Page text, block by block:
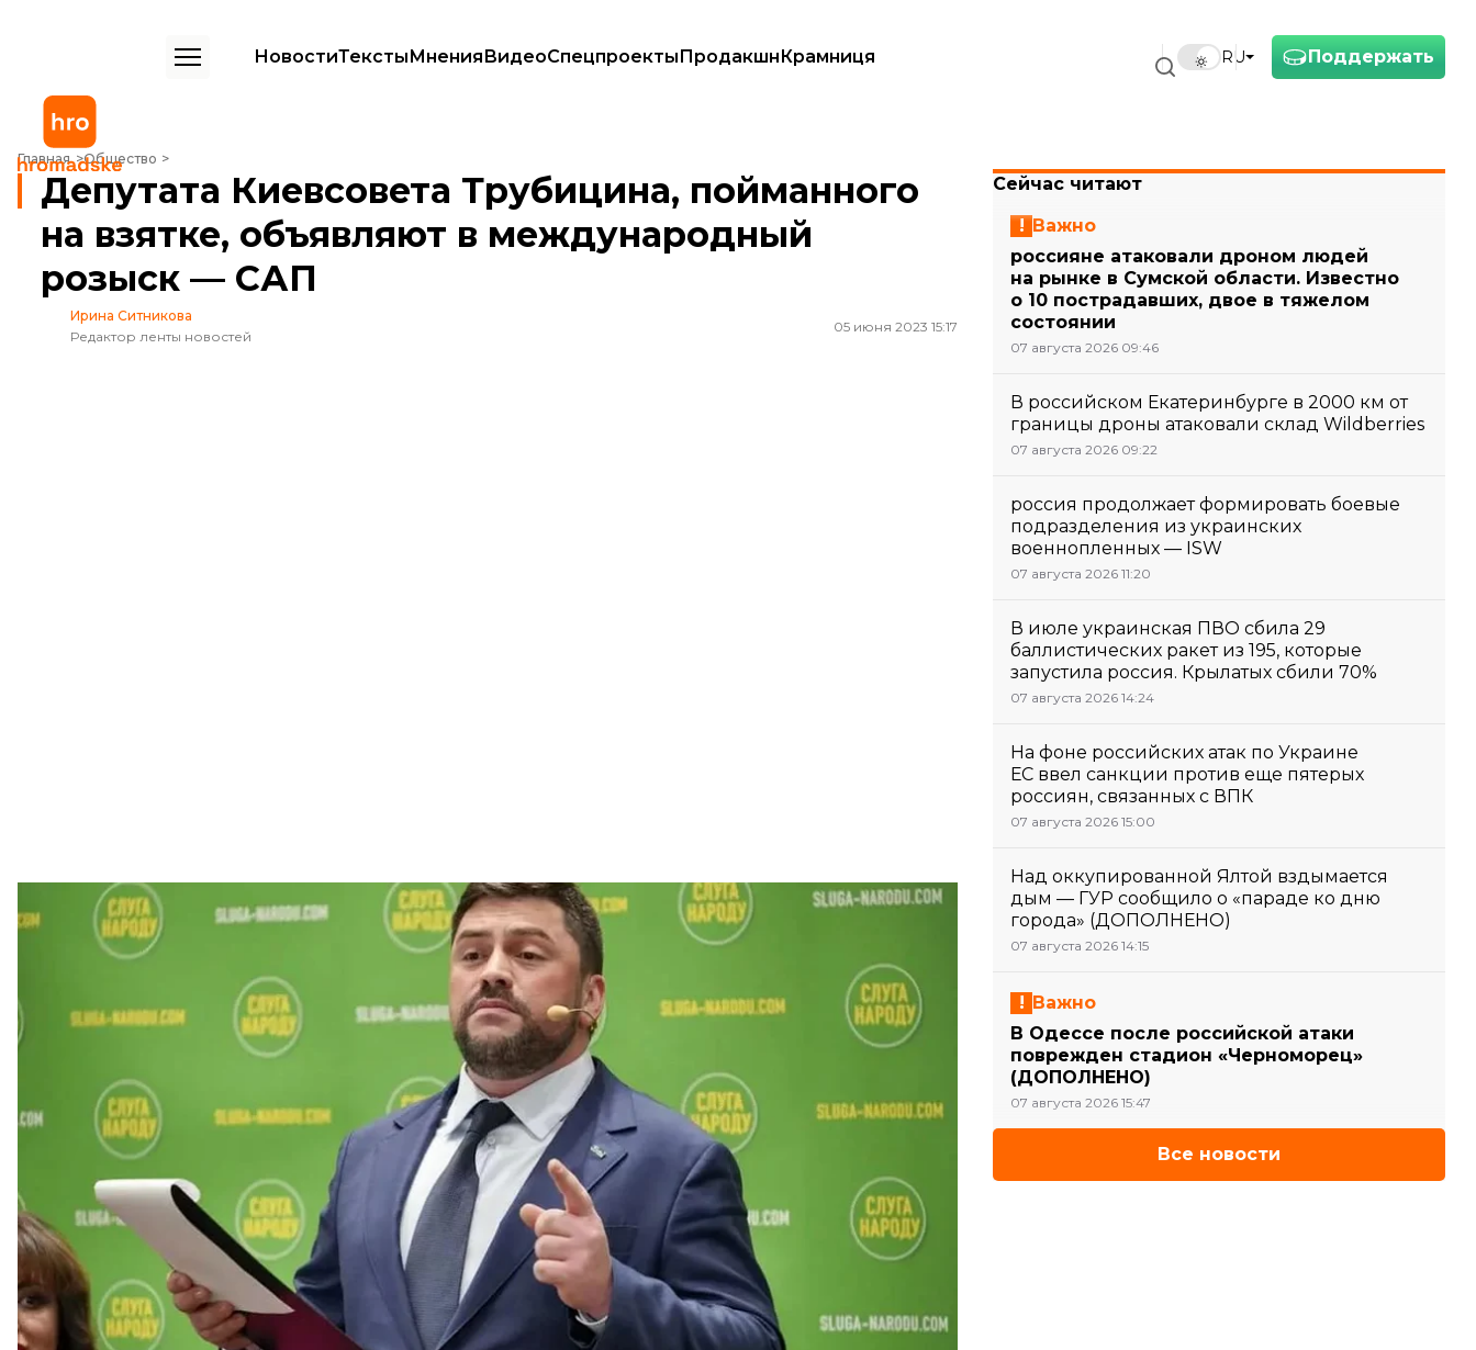
Поддержать
RU
НовостиТекстыМненияВидеоСпецпроектыПродакшнКрамниця
Главная Общество
Депутата Киевсовета Трубицина, пойманного на взятке, объявляют в международный розыск — САП
Депутата Киевсовета Трубицина, пойманного
на взятке, объявляют в международный
розыск — САП
Ирина Ситникова
Редактор ленты новостей
05 июня 2023 15:17
Владислав Трубицын
Владислав Трубицин / Facebook
Депутата Киевского горсовета Владислава Трубицына, обвиняемого в получении 1,39 миллиона
гривен взятки, объявляют в международный розыск. Известно, что он выехал за границу благодаря
письму с подписью начальника Главного управления разведки Минобороны Кирилла Буданова.
Специализированная антикоррупционная прокуратурасообщила
антикоррупционный суд удовлетворил ходатайство об объявлении в международный розыск
депутата Киевского горсовета.
Суд учел систематическую неявку обвиняемого на судебные заседания и наличие
подтвержденной информации о пересечении границы указанным лицом и удовлетворил
ходатайство в полном объеме.
Прокуратура также просила обратить в доход государства залог за Трубицына в размере 9,886
миллиона гривен и избрать ему меру пресечения в виде содержания под стражей. Это
ходатайство будет рассмотрено на следующем заседании 12 июня.
Сейчас читают
Важно
россияне атаковали дроном людей
на рынке в Сумской области. Известно
о 10 пострадавших, двое в тяжелом
состоянии
07 августа 2026 09:46
В российском Екатеринбурге в 2000 км от
границы дроны атаковали склад Wildberries
07 августа 2026 09:22
россия продолжает формировать боевые
подразделения из украинских
военнопленных — ISW
07 августа 2026 11:20
В июле украинская ПВО сбила 29
баллистических ракет из 195, которые
запустила россия. Крылатых сбили 70%
07 августа 2026 14:24
На фоне российских атак по Украине
ЕС ввел санкции против еще пятерых
россиян, связанных с ВПК
07 августа 2026 15:00
Над оккупированной Ялтой вздымается
дым — ГУР сообщило о «параде ко дню
города» (ДОПОЛНЕНО)
07 августа 2026 14:15
Важно
В Одессе после российской атаки
поврежден стадион «Черноморец»
(ДОПОЛНЕНО)
07 августа 2026 15:47
Все новости